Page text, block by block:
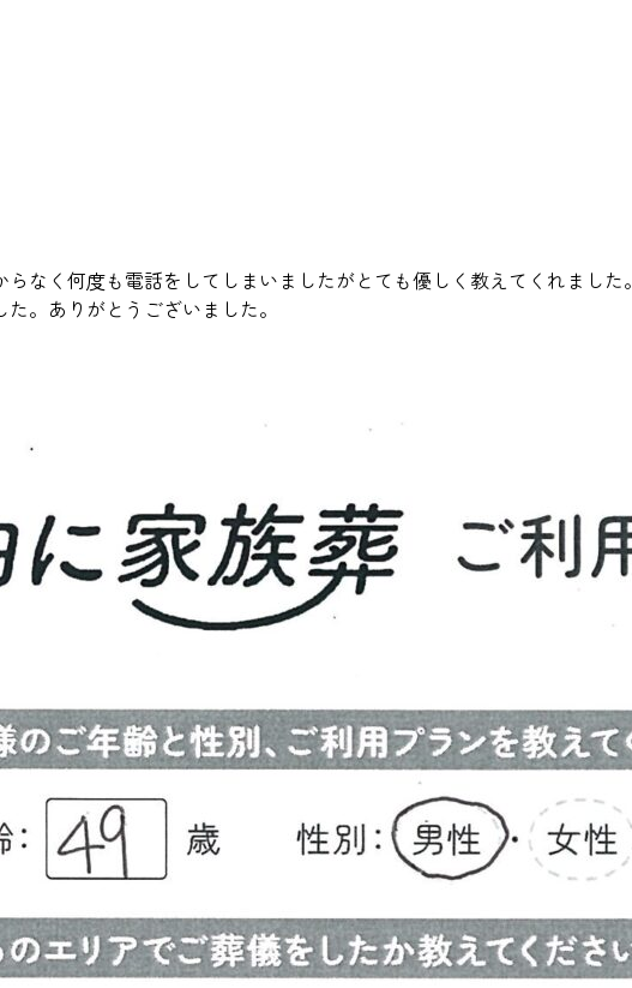
なく何度も電話をしてしまいましたがとても優しく教えてくれました。
。ありがとうございました。